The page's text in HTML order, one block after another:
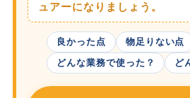
ュアーになりましょう。
良かった点
物足りない点
どんな業務で使った？
ど